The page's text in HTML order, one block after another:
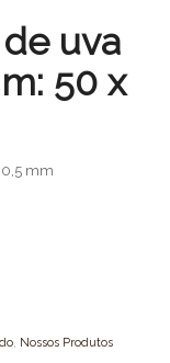
uva
50 x
0,5 mm
, Nossos Produtos